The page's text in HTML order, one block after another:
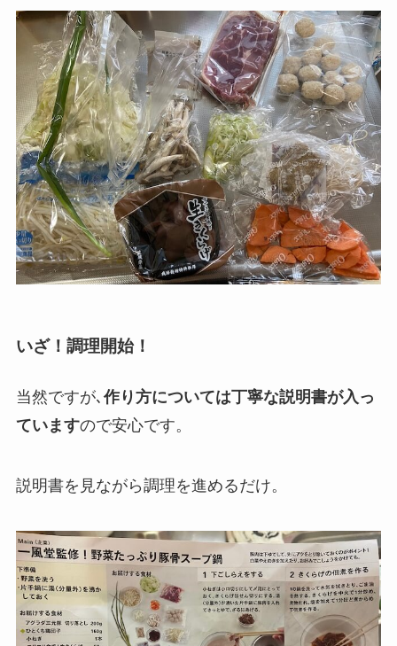
いざ！調理開始！
当然ですが､ 作り方については丁寧な説明書が入っ
ていますので安心です。
説明書を見ながら調理を進めるだけ。